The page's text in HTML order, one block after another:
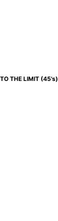
THE LIMIT (45's)